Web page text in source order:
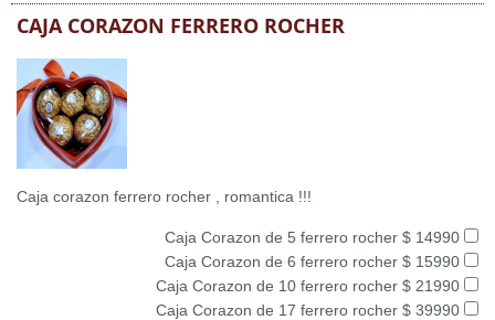
CAJA CORAZON FERRERO ROCHER
Caja corazon ferrero rocher , romantica !!!
Caja Corazon de 5 ferrero rocher $ 14990
Caja Corazon de 6 ferrero rocher $ 15990
Caja Corazon de 10 ferrero rocher $ 21990
Caja Corazon de 17 ferrero rocher $ 39990